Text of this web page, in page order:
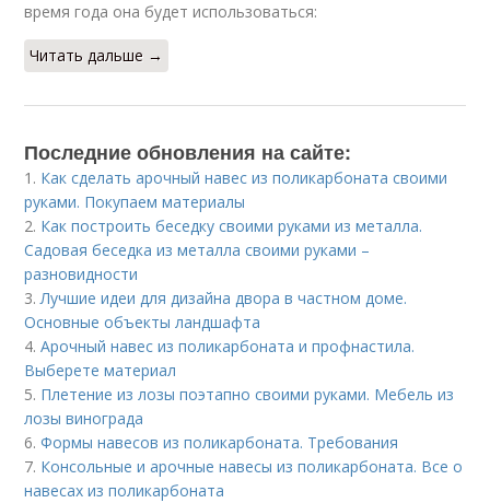
время года она будет использоваться:
Читать дальше →
Последние обновления на сайте:
1. Как сделать арочный навес из поликарбоната своими
руками. Покупаем материалы
2. Как построить беседку своими руками из металла.
Садовая беседка из металла своими руками –
разновидности
3.Лучшие идеи для дизайна двора в частном доме.
Основные объекты ландшафта
4.Арочный навес из поликарбоната и профнастила.
Выберете материал
5. Плетение из лозы поэтапно своими руками. Мебель из
лозы винограда
6.Формы навесов из поликарбоната. Требования
7. Консольные и арочные навесы из поликарбоната. Все о
навесах из поликарбоната